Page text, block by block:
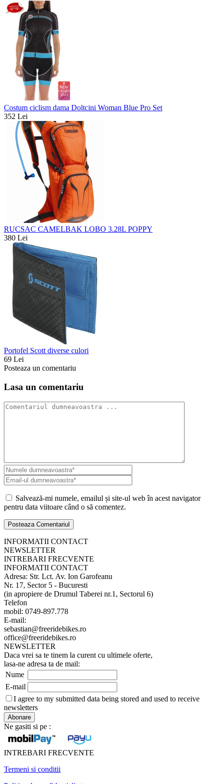
Costum ciclism dama Doltcini Woman Blue Pro Set
352 Lei
RUCSAC CAMELBAK LOBO 3.28L POPPY
380 Lei
Portofel Scott diverse culori
69 Lei
Posteaza un comentariu
Lasa un comentariu
Salvează-mi numele, emailul și site-ul web în acest navigator
pentru data viitoare când o să comentez.
INFORMATII CONTACT
NEWSLETTER
INTREBARI FRECVENTE
INFORMATII CONTACT
Adresa: Str. Lct. Av. Ion Garofeanu
Nr. 17, Sector 5 - Bucuresti
(in apropiere de Drumul Taberei nr.1, Sectorul 6)
Telefon
mobil: 0749-897.778
E-mail:
sebastian@freeridebikes.ro
office@freeridebikes.ro
NEWSLETTER
Daca vrei sa te tinem la curent cu ultimele oferte,
lasa-ne adresa ta de mail:
Nume
E-mail
I agree to my submitted data being stored and used to receive
newsletters
Ne gasiti si pe :
INTREBARI FRECVENTE
Termeni si conditii